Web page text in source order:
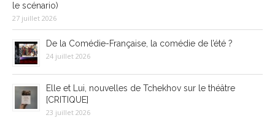
le scénario)
27 juillet 2026
De la Comédie-Française, la comédie de l’été ?
24 juillet 2026
Elle et Lui, nouvelles de Tchekhov sur le théâtre
[CRITIQUE]
23 juillet 2026